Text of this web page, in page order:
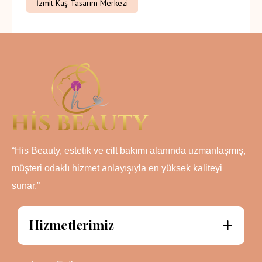
İzmit Kaş Tasarım Merkezi
“His Beauty, estetik ve cilt bakımı alanında uzmanlaşmış,
müşteri odaklı hizmet anlayışıyla en yüksek kaliteyi
sunar.”
Hizmetlerimiz